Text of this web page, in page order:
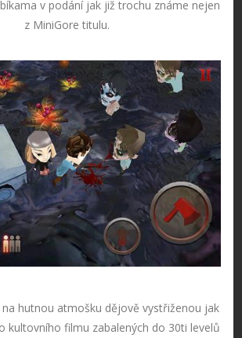
v podání jak již trochu známe nejen
z MiniGore titulu.
hutnou atmošku dějově vystřiženou jak
kultovního filmu zabalených do 30ti levelů